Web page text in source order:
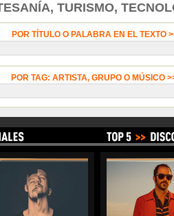
TURISMO,
POR TÍTULO O PALABRA EN EL TEXTO
POR TAG: ARTISTA, GRUPO O MÚSICO